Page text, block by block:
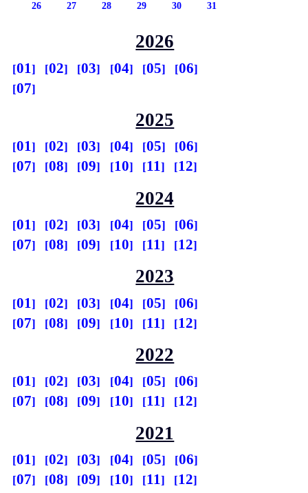
26 27 28 29 30 31
2026
01 02 03 04 05
06
07
2025
01 02 03 04 05
06
07
08 09 10 11 12
2024
01 02 03 04 05
06
07
08 09 10 11 12
2023
01 02 03 04 05
06
07
08 09 10 11 12
2022
01 02 03 04 05
06
07
08 09 10 11 12
2021
01 02 03 04 05
06
07
08 09 10 11 12